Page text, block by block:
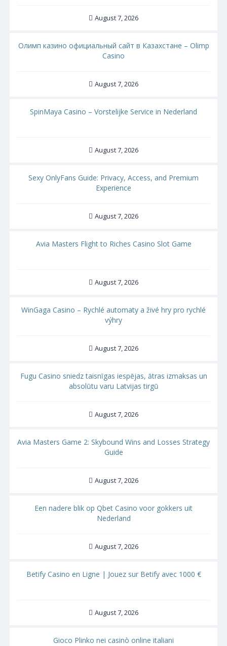
August 7, 2026
Олимп казино официальный сайт в Казахстане – Olimp
Casino
August 7, 2026
SpinMaya Casino – Vorstelijke Service in Nederland
August 7, 2026
Sexy OnlyFans Guide: Privacy, Access, and Premium
Experience
August 7, 2026
Avia Masters Flight to Riches Casino Slot Game
August 7, 2026
WinGaga Casino – Rychlé automaty a živé hry pro rychlé
výhry
August 7, 2026
Fugu Casino sniedz taisnīgas iespējas, ātras izmaksas un
absolūtu varu Latvijas tirgū
August 7, 2026
Avia Masters Game 2: Skybound Wins and Losses Strategy
Guide
August 7, 2026
Een nadere blik op Qbet Casino voor gokkers uit
Nederland
August 7, 2026
Betify Casino en Ligne | Jouez sur Betify avec 1000 €
August 7, 2026
Gioco Plinko nei casinò online italiani